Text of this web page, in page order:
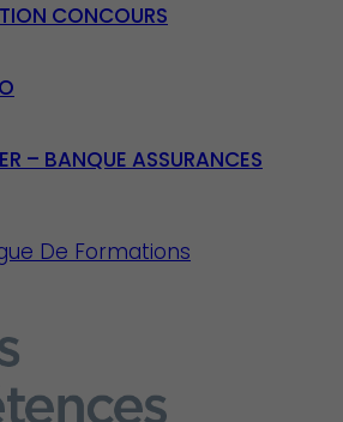
CONCOURS
– BANQUE ASSURANCES
De Formations